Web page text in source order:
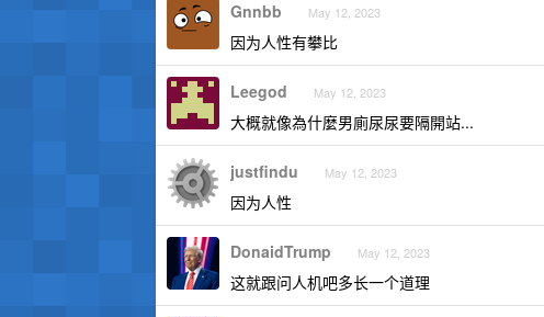
Gnnbb May 12, 2023
因为人性有攀比
Leegod May 12, 2023
大概就像為什麼男廁尿尿要隔開站...
justfindu May 12, 2023
因为人性
DonaidTrump May 12, 2023
这就跟问人机吧多长一个道理